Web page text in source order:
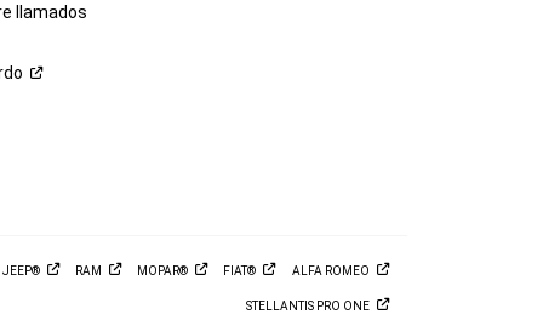
llamados
JEEP® RAM MOPAR® FIAT® ALFA ROMEO
STELLANTIS PRO ONE